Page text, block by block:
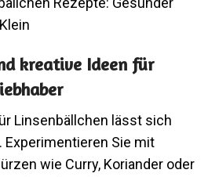
kreative Ideen für
Linsenbällchen lässt sich
Experimentieren Sie mit
wie Curry, Koriander oder